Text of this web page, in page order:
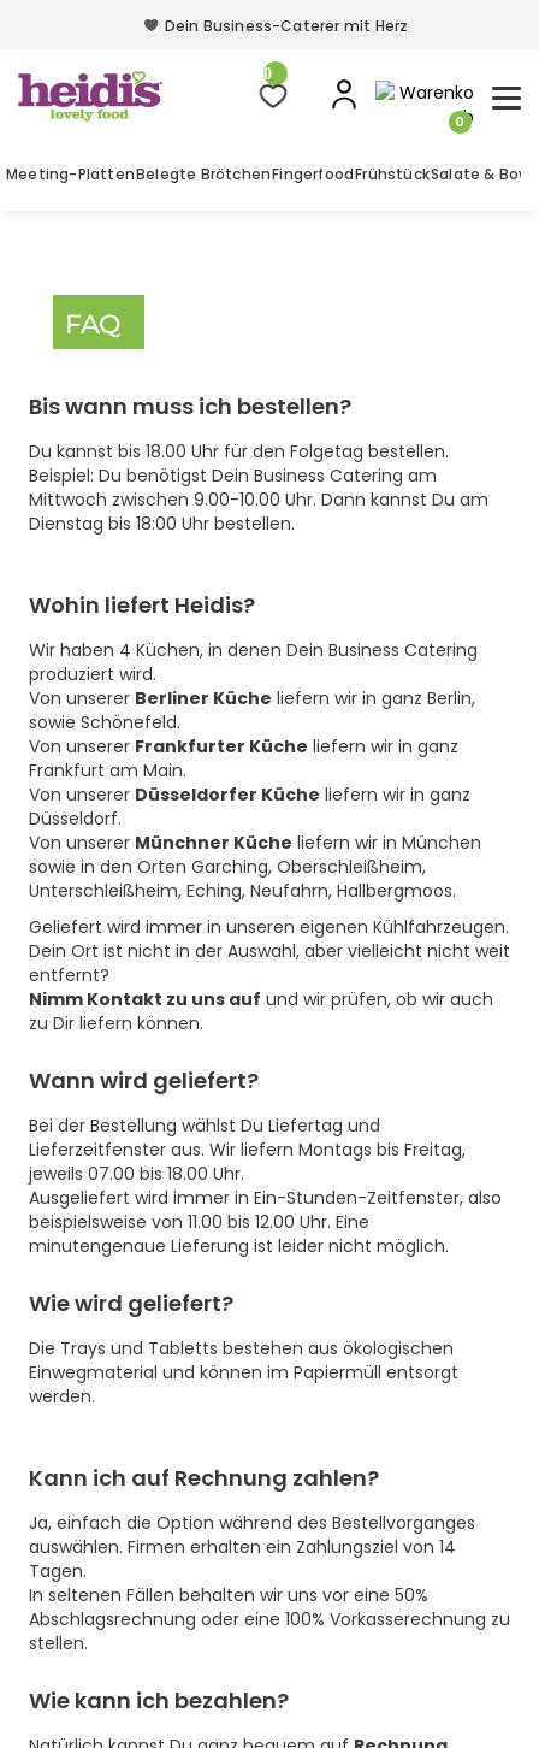
Dein Business-Caterer mit Herz
Dein Business-Caterer mit Herz
0
0
Meeting-PlattenBelegte BrötchenFingerfoodFrühstückSalate &
FAQ
Bis wann muss ich bestellen?
Du kannst bis 18.00 Uhr für den Folgetag bestellen.
Beispiel: Du benötigst Dein Business Catering am
Mittwoch zwischen 9.00-10.00 Uhr. Dann kannst Du am
Dienstag bis 18:00 Uhr bestellen.
Wohin liefert Heidis?
Wir haben 4 Küchen, in denen Dein Business Catering
produziert wird.
Von unserer Berliner Küche liefern wir in ganz Berlin,
sowie Schönefeld.
Von unserer Frankfurter Küche liefern wir in ganz
Frankfurt am Main.
Von unserer Düsseldorfer Küche liefern wir in ganz
Düsseldorf.
Von unserer Münchner Küche liefern wir in München
sowie in den Orten Garching, Oberschleißheim,
Unterschleißheim, Eching, Neufahrn, Hallbergmoos.
Geliefert wird immer in unseren eigenen Kühlfahrzeugen.
Dein Ort ist nicht in der Auswahl, aber vielleicht nicht weit
entfernt?
Nimm Kontakt zu uns auf und wir prüfen, ob wir auch
zu Dir liefern können.
Wann wird geliefert?
Bei der Bestellung wählst Du Liefertag und
Lieferzeitfenster aus. Wir liefern Montags bis Freitag,
jeweils 07.00 bis 18.00 Uhr.
Ausgeliefert wird immer in Ein-Stunden-Zeitfenster, also
beispielsweise von 11.00 bis 12.00 Uhr. Eine
minutengenaue Lieferung ist leider nicht möglich.
Wie wird geliefert?
Die Trays und Tabletts bestehen aus ökologischen
Einwegmaterial und können im Papiermüll entsorgt
werden.
Kann ich auf Rechnung zahlen?
Ja, einfach die Option während des Bestellvorganges
auswählen. Firmen erhalten ein Zahlungsziel von 14
Tagen.
In seltenen Fällen behalten wir uns vor eine 50%
Abschlagsrechnung oder eine 100% Vorkasserechnung zu
stellen.
Wie kann ich bezahlen?